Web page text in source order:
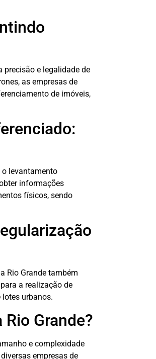
precisão e legalidade de
as empresas de
de imóveis,
o levantamento
informações
físicos, sendo
Rio Grande também
a realização de
urbanos.
Grande?
e complexidade
empresas de